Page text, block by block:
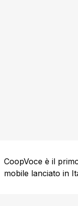
CoopVoce è il
mobile lanciato in